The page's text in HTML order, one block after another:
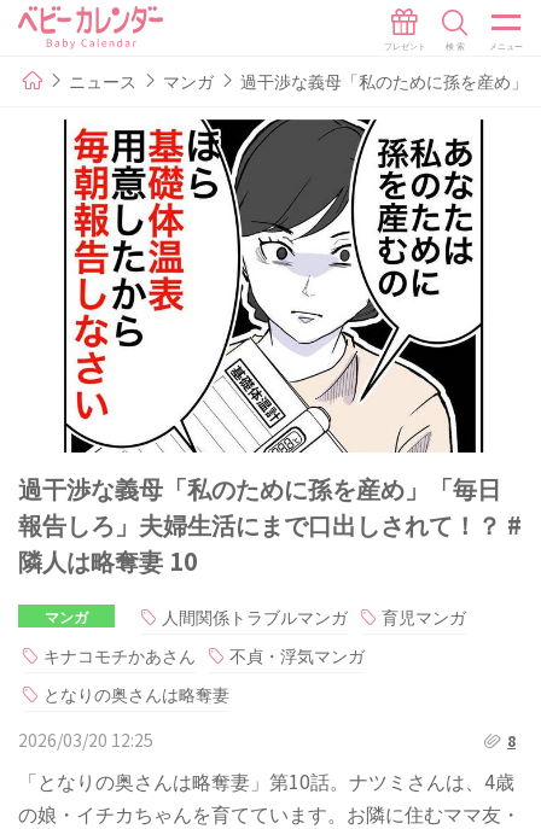
ニュース マンガ 過干渉な義母「私のために孫を産め」
過干渉な義母「私のために孫を産め」「毎日
報告しろ」夫婦生活にまで口出しされて！？ #
隣人は略奪妻 10
マンガ 人間関係トラブルマンガ
育児マンガ
キナコモチかあさん
不貞・浮気マンガ
となりの奥さんは略奪妻
2026/03/20 12:25
8
「となりの奥さんは略奪妻」第10話。ナツミさんは、4歳
の娘・イチカちゃんを育てています。お隣に住むママ友・